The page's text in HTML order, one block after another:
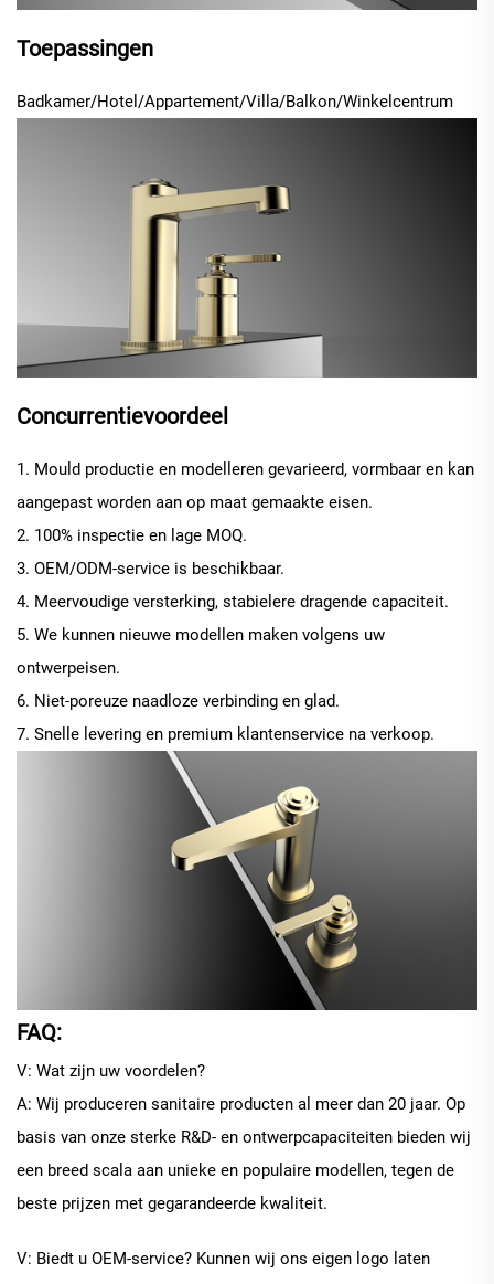
Toepassingen
Badkamer/Hotel/Appartement/Villa/Balkon/Winkelcentrum
Concurrentievoordeel
1. Mould productie en modelleren gevarieerd, vormbaar en kan
aangepast worden aan op maat gemaakte eisen.
2. 100% inspectie en lage MOQ.
3. OEM/ODM-service is beschikbaar.
4. Meervoudige versterking, stabielere dragende capaciteit.
5. We kunnen nieuwe modellen maken volgens uw
ontwerpeisen.
6. Niet-poreuze naadloze verbinding en glad.
7. Snelle levering en premium klantenservice na verkoop.
FAQ:
V: Wat zijn uw voordelen?
A: Wij produceren sanitaire producten al meer dan 20 jaar. Op
basis van onze sterke R&D- en ontwerpcapaciteiten bieden wij
een breed scala aan unieke en populaire modellen, tegen de
beste prijzen met gegarandeerde kwaliteit.
V: Biedt u OEM-service? Kunnen wij ons eigen logo laten